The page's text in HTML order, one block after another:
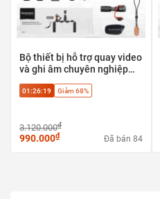
Bộ thiết bị hỗ trợ quay video
và ghi âm chuyên nghiệp
máy ảnh & điện thoại
01:26:18 Giảm 68%
3.120.000₫
990.000₫ Đã bán 84